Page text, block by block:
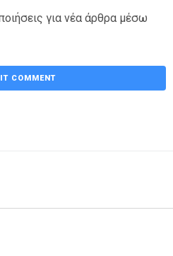
για νέα άρθρα μέσω